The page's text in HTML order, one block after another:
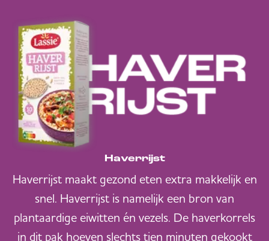
Haverrijst
Haverrijst maakt gezond eten extra makkelijk en
snel. Haverrijst is namelijk een bron van
plantaardige eiwitten én vezels. De haverkorrels
in dit pak hoeven slechts tien minuten gekookt